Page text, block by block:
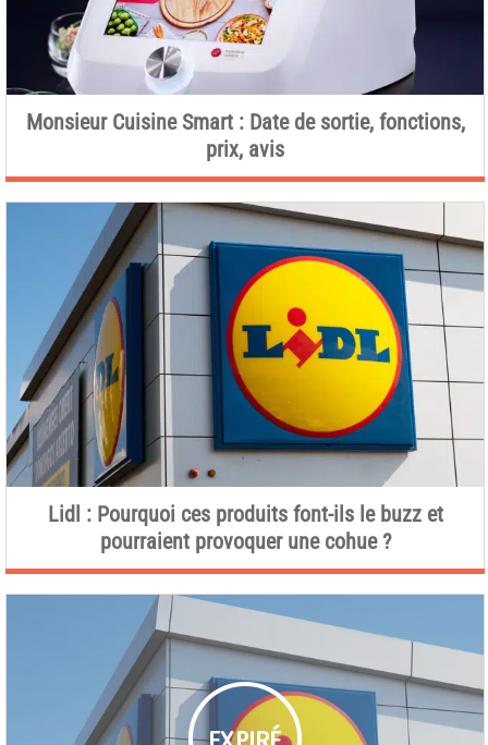
Monsieur Cuisine Smart : Date de sortie, fonctions,
prix, avis
Lidl : Pourquoi ces produits font-ils le buzz et
pourraient provoquer une cohue ?